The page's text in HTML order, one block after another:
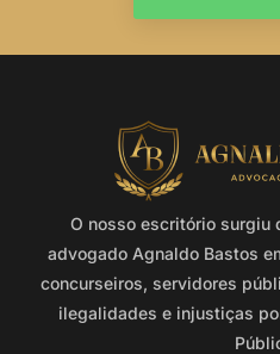
O nosso escritório surgiu
advogado Agnaldo Bastos
concurseiros, servidores
ilegalidades e injustiças